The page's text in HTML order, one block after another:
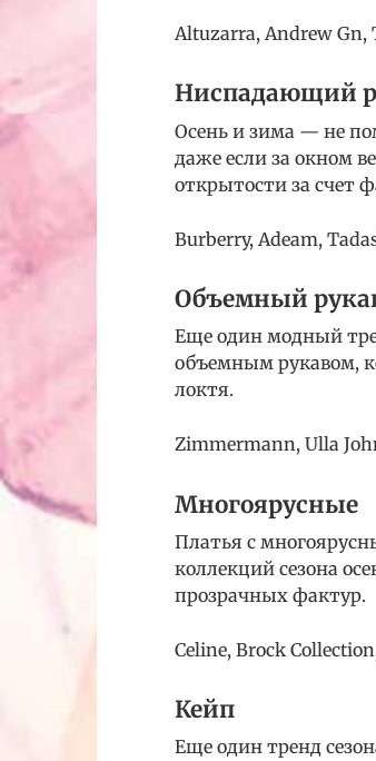
Altuzarra, Andrew Gn,
Ниспадающий
Осень и зима — не
даже если за окном
открытости за счет
Burberry, Adeam,
Объемный
Еще один модный
объемным рукавом,
локтя.
Zimmermann, Ulla
Многоярусные
Платья с
коллекций сезона
прозрачных фактур.
Celine, Brock
Кейп
Еще один тренд